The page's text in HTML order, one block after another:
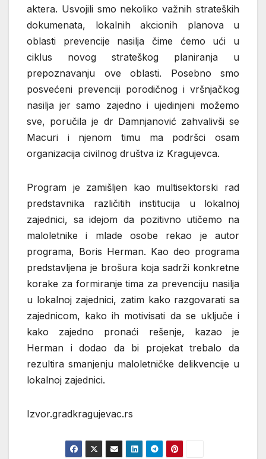
aktera. Usvojili smo nekoliko važnih strateških
dokumenata, lokalnih akcionih planova u
oblasti prevencije nasilja čime ćemo ući u
ciklus novog strateškog planiranja u
prepoznavanju ove oblasti. Posebno smo
posvećeni prevenciji porodičnog i vršnjačkog
nasilja jer samo zajedno i ujedinjeni možemo
sve, poručila je dr Damnjanović zahvalivši se
Macuri i njenom timu ma podršci osam
organizacija civilnog društva iz Kragujevca.
Program je zamišljen kao multisektorski rad
predstavnika različitih institucija u lokalnoj
zajednici, sa idejom da pozitivno utičemo na
maloletnike i mlade osobe rekao je autor
programa, Boris Herman. Kao deo programa
predstavljena je brošura koja sadrži konkretne
korake za formiranje tima za prevenciju nasilja
u lokalnoj zajednici, zatim kako razgovarati sa
zajednicom, kako ih motivisati da se uključe i
kako zajedno pronaći rešenje, kazao je
Herman i dodao da bi projekat trebalo da
rezultira smanjenju maloletničke delikvencije u
lokalnoj zajednici.
Izvor.gradkragujevac.rs